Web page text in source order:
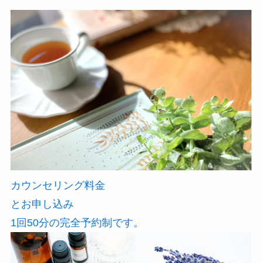
カウンセリング料金
とお申し込み
1回50分の完全予約制です。